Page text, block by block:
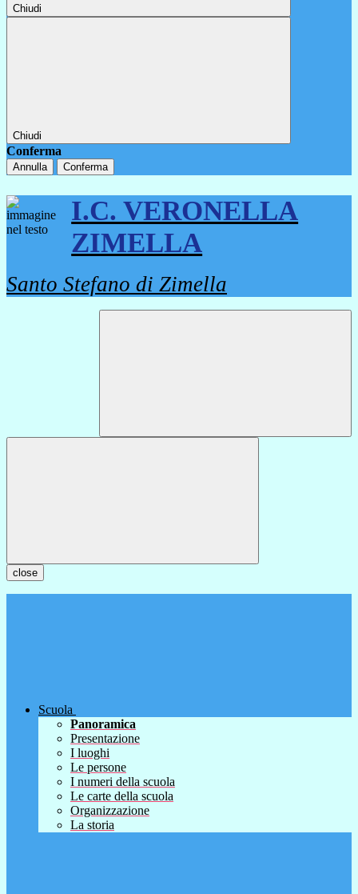
Chiudi
Chiudi
Conferma
Annulla Conferma
I.C. VERONELLA
ZIMELLA
Santo Stefano di Zimella
close
Scuola
Panoramica
Presentazione
I luoghi
Le persone
I numeri della scuola
Le carte della scuola
Organizzazione
La storia